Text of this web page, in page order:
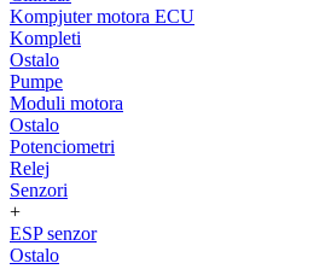
Kompjuter motora ECU
Kompleti
Ostalo
Pumpe
Moduli motora
Ostalo
Potenciometri
Relej
Senzori
+
ESP senzor
Ostalo